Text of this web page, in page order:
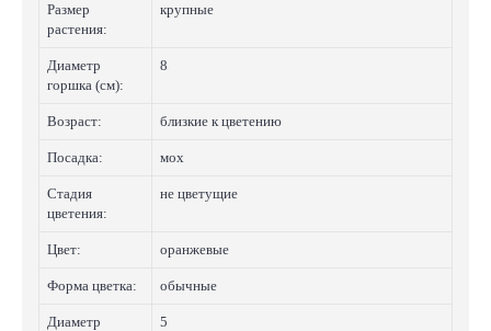
Размер
растения:
крупные
Диаметр
горшка (см):
8
Возраст: близкие к цветению
Посадка: мох
Стадия
цветения:
не цветущие
Цвет: оранжевые
Форма цветка: обычные
Диаметр
5